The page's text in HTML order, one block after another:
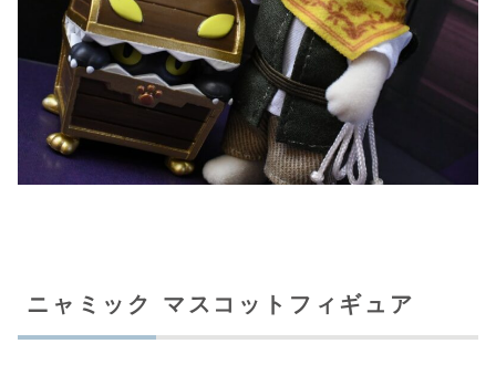
ニャミック マスコットフィギュア